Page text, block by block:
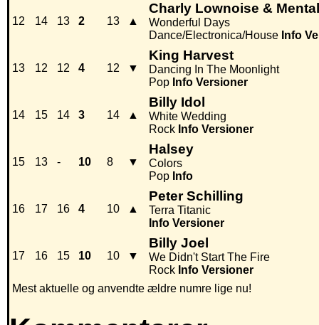
12 14 13 2 13 ▲
Charly Lownoise &
Wonderful Days
Dance/Electronica/House Info
13 12 12 4 12 ▼
King Harvest
Dancing In The Moonlight
Pop Info Versioner
14 15 14 3 14 ▲
Billy Idol
White Wedding
Rock Info Versioner
15 13 - 10 8 ▼
Halsey
Colors
Pop Info
16 17 16 4 10 ▲
Peter Schilling
Terra Titanic
Info Versioner
17 16 15 10 10 ▼
Billy Joel
We Didn't Start The Fire
Rock Info Versioner
Mest aktuelle og anvendte ældre numre lige nu!